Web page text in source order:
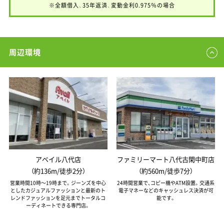
※全額借入、35年返済、変動金利0.975％の場合
周辺環境
アベイル八代店
（約136m/徒歩2分）
営業時間10時～19時まで。ジーンズを中心
としたカジュアルファッションと最新のト
レンドファッションを足元までトータルコ
ーディネートできる専門店。
ファミリーマート八代古閑中町店
（約560m/徒歩7分）
24時間営業で、コピー機やATM設置。交通系
電子マネーなどのキャッシュレス決済が可
能です。